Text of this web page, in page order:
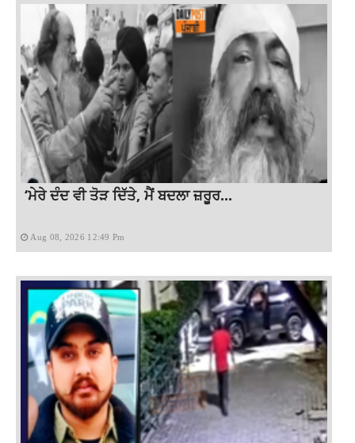
‘ਮੇਰੇ ਦੰਦ ਵੀ ਤੋੜ ਦਿੱਤੇ, ਮੈਂ ਬਦਲਾ ਜ਼ਰੂਰ...
Aug 08, 2026 12:49 Pm